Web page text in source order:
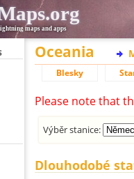
maps and apps
Oceania
Blesky
Please note that
Výběr stanice:
Dlouhodobé